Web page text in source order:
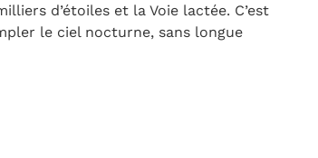
d’étoiles et la Voie lactée. C’est
le ciel nocturne, sans longue